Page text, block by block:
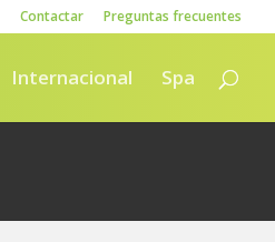
Contactar Preguntas frecuentes
Internacional Spa